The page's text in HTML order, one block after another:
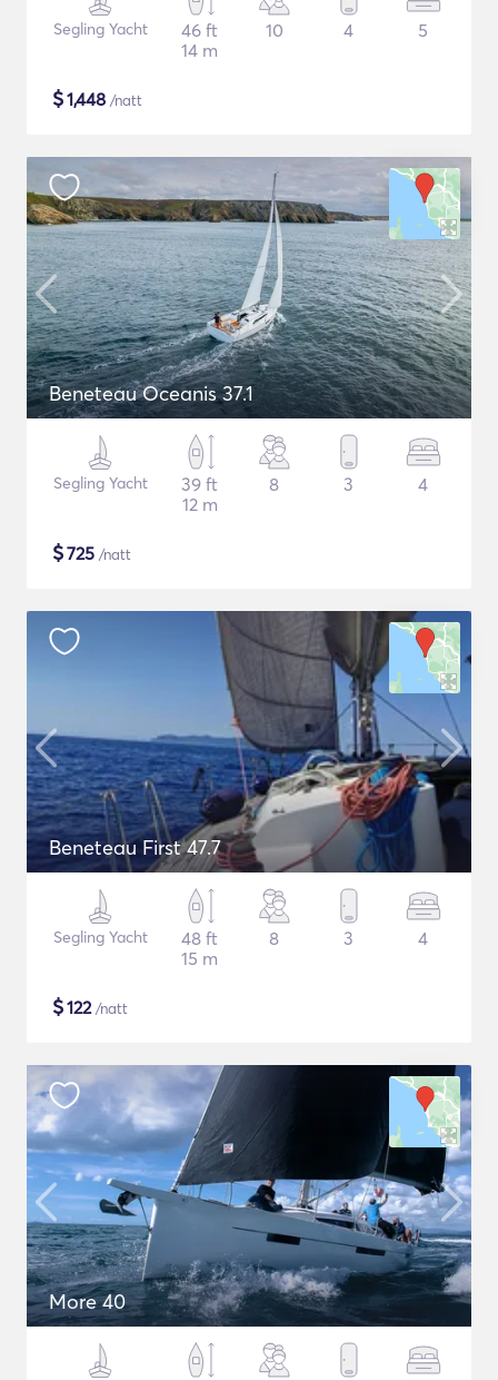
Segling Yacht
46 ft
14 m
10 4 5
$1,448 /natt
Beneteau Oceanis 37.1
Segling Yacht
39 ft
12 m
8 3 4
$725 /natt
Beneteau First 47.7
Segling Yacht
48 ft
15 m
8 3 4
$122/natt
More 40